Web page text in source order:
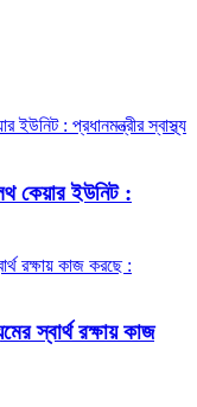
কেয়ার ইউনিট :
স্বার্থ রক্ষায় কাজ